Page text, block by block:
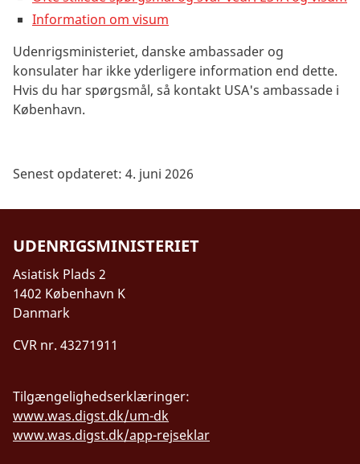
Information om visum
Udenrigsministeriet, danske ambassader og
konsulater har ikke yderligere information end dette.
Hvis du har spørgsmål, så kontakt USA's ambassade i
København.
Senest opdateret: 4. juni 2026
UDENRIGSMINISTERIET
Asiatisk Plads 2
1402 København K
Danmark
CVR nr. 43271911
Tilgængelighedserklæringer:
www.was.digst.dk/um-dk
www.was.digst.dk/app-rejseklar